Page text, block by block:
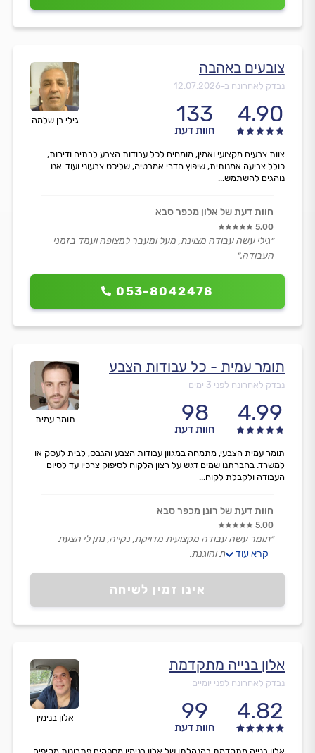
גילי בן שלמה
צובעים באהבה
נבדק לאחרונה ב-12.07.2026
4.90
133
חוות דעת
053-8042478
צוות צבעים מקצועי ואמין, מומחים לכל עבודות הצבע לבתים ודירות,
כולל צביעה אמנותית, שיפוץ חדרי אמבטיה, שליכט צבעוני ועוד. אנו
נוהגים להשתמש...
חוות דעת של אלון מכפר סבא
5.00
״גילי עשה עבודה מצוינת, מעל ומעבר למצופה ועמד בזמני
העבודה.״
תומר עמית
תומר עמית - כל עבודות הצבע
נבדק לאחרונה לפני 3 ימים
4.99
98
חוות דעת
אינו זמין לשיחה
תומר עמית הצבעי, מתמחה במגוון עבודות הצבע והגבס, לבית לעסק או
למשרד. בחברתנו שמים דגש על רצון הלקוח לסיפוק צרכיו עד לסיום
העבודה ולקבלת לקוח...
חוות דעת של רונן מכפר סבא
5.00
״תומר עשה עבודה מקצועית מדויקת, נקייה, נתן לי הצעת
מחיר מסודרת והוגנת.
קרא עוד
אלון בנימין
אלון בנייה מתקדמת
נבדק לאחרונה לפני יומיים
4.82
99
חוות דעת